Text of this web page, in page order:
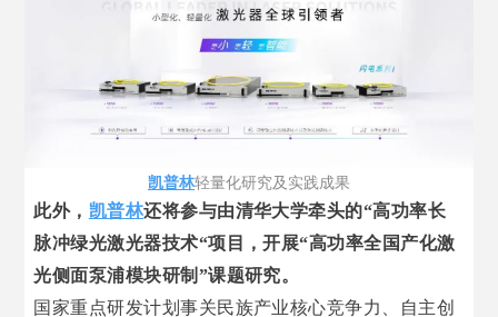
凯普林轻量化研究及实践成果
此外， 凯普林还将参与由清华大学牵头的“高功率长
脉冲绿光激光器技术“项目，开展“高功率全国产化激
光侧面泵浦模块研制”课题研究。
国家重点研发计划事关民族产业核心竞争力、自主创